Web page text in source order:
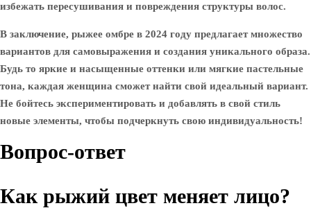
избежать пересушивания и повреждения структуры волос.
В заключение, рыжее омбре в 2024 году предлагает множество
вариантов для самовыражения и создания уникального образа.
Будь то яркие и насыщенные оттенки или мягкие пастельные
тона, каждая женщина сможет найти свой идеальный вариант.
Не бойтесь экспериментировать и добавлять в свой стиль
новые элементы, чтобы подчеркнуть свою индивидуальность!
Вопрос-ответ
Как рыжий цвет меняет лицо?